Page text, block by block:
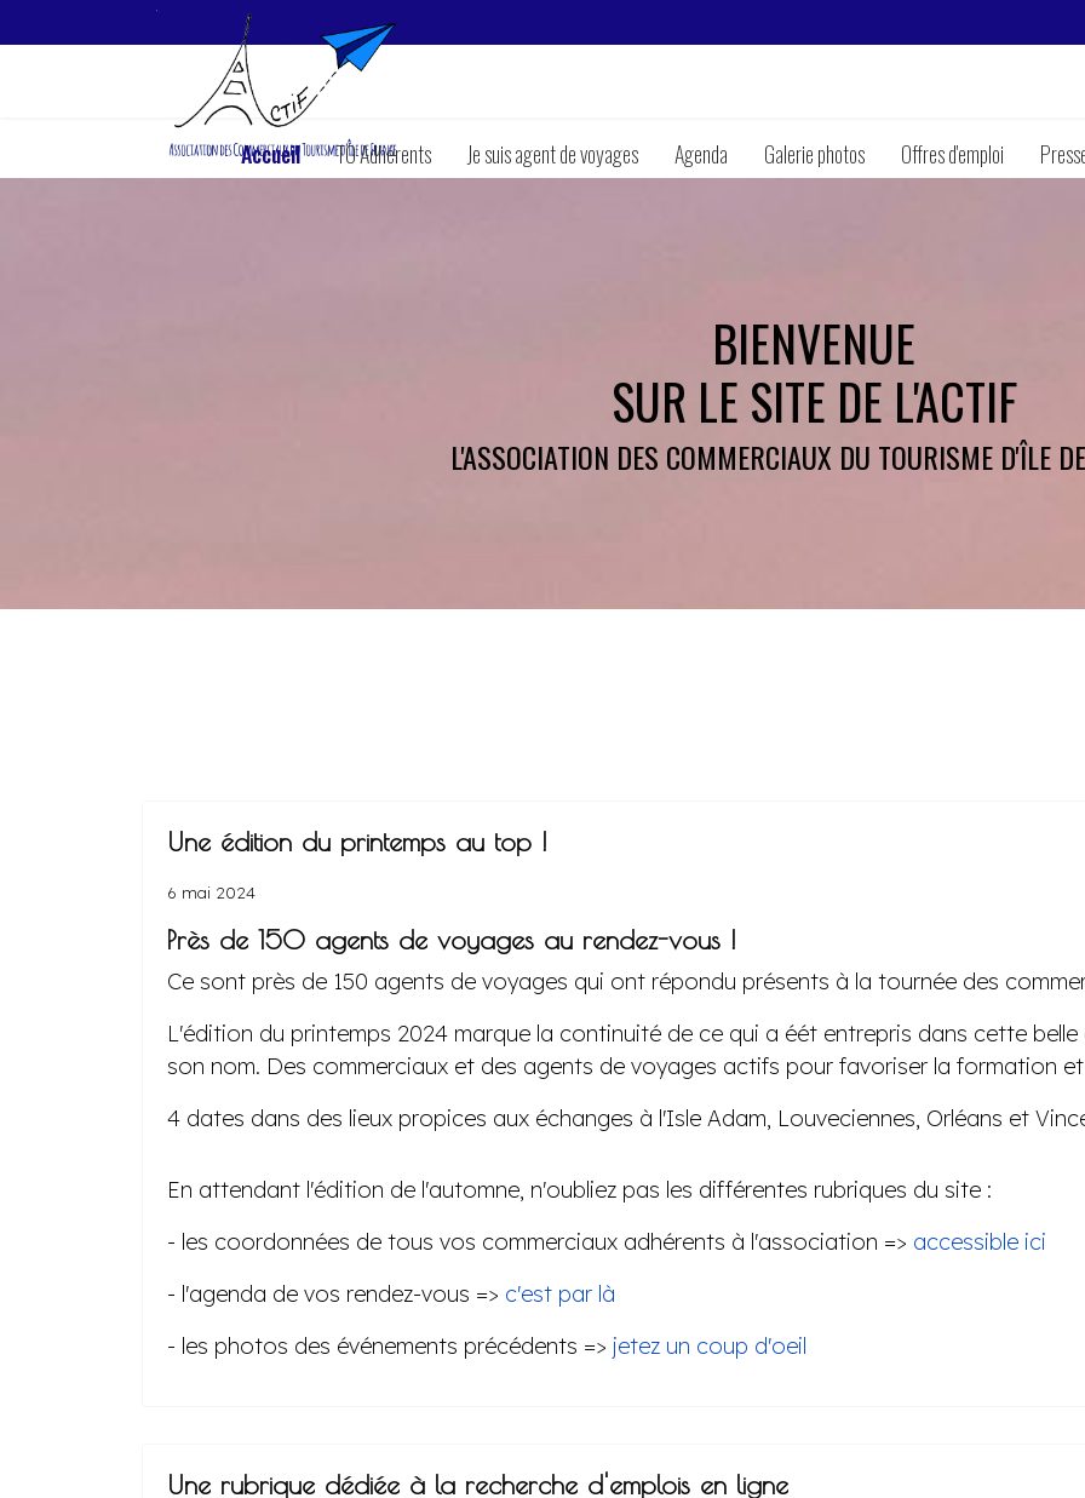
Accueil TO Adhérents Je suis agent de voyages Agenda Galerie photos Offres d'emploi
BIENVENUE
SUR LE SITE DE L'ACTIF
L'ASSOCIATION DES COMMERCIAUX DU TOURISME D'ÎLE
Une édition du printemps au top !
6 mai 2024
Près de 150 agents de voyages au rendez-vous !
Ce sont près de 150 agents de voyages qui ont répondu présents à la tournée des
L'édition du printemps 2024 marque la continuité de ce qui a éét entrepris dans cette
son nom. Des commerciaux et des agents de voyages actifs pour favoriser la formation
4 dates dans des lieux propices aux échanges à l'Isle Adam, Louveciennes, Orléans et
En attendant l'édition de l'automne, n'oubliez pas les différentes rubriques du site :
- les coordonnées de tous vos commerciaux adhérents à l'association => accessible ici
- l'agenda de vos rendez-vous => c'est par là
- les photos des événements précédents => jetez un coup d'oeil
Une rubrique dédiée à la recherche d'emplois en ligne